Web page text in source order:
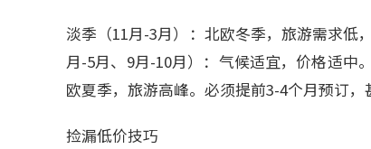
淡季（11月-3月）：北欧冬季，旅游需求低
月-5月、9月-10月）：气候适宜，价格适中
欧夏季，旅游高峰。必须提前3-4个月预订
捡漏低价技巧